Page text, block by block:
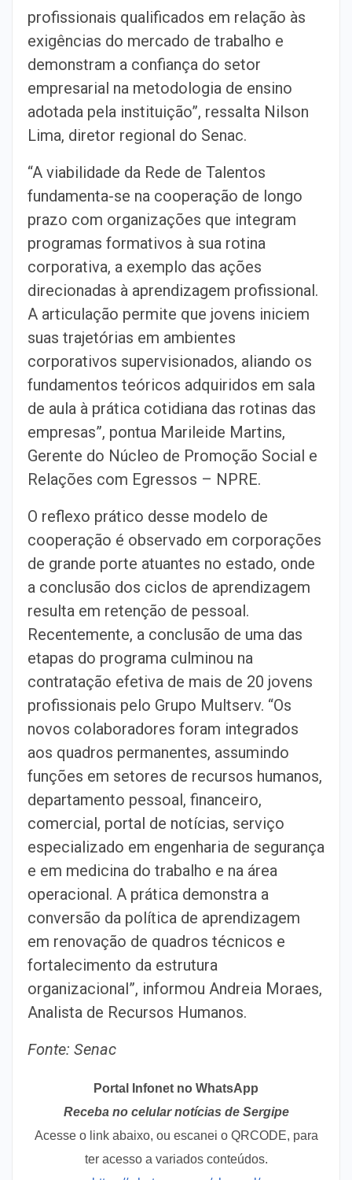
profissionais qualificados em relação às
exigências do mercado de trabalho e
demonstram a confiança do setor
empresarial na metodologia de ensino
adotada pela instituição”, ressalta Nilson
Lima, diretor regional do Senac.
“A viabilidade da Rede de Talentos
fundamenta-se na cooperação de longo
prazo com organizações que integram
programas formativos à sua rotina
corporativa, a exemplo das ações
direcionadas à aprendizagem profissional.
A articulação permite que jovens iniciem
suas trajetórias em ambientes
corporativos supervisionados, aliando os
fundamentos teóricos adquiridos em sala
de aula à prática cotidiana das rotinas das
empresas”, pontua Marileide Martins,
Gerente do Núcleo de Promoção Social e
Relações com Egressos – NPRE.
O reflexo prático desse modelo de
cooperação é observado em corporações
de grande porte atuantes no estado, onde
a conclusão dos ciclos de aprendizagem
resulta em retenção de pessoal.
Recentemente, a conclusão de uma das
etapas do programa culminou na
contratação efetiva de mais de 20 jovens
profissionais pelo Grupo Multserv. “Os
novos colaboradores foram integrados
aos quadros permanentes, assumindo
funções em setores de recursos humanos,
departamento pessoal, financeiro,
comercial, portal de notícias, serviço
especializado em engenharia de segurança
e em medicina do trabalho e na área
operacional. A prática demonstra a
conversão da política de aprendizagem
em renovação de quadros técnicos e
fortalecimento da estrutura
organizacional”, informou Andreia Moraes,
Analista de Recursos Humanos.
Fonte: Senac
Portal Infonet no WhatsApp
Receba no celular notícias de Sergipe
Acesse o link abaixo, ou escanei o QRCODE, para
ter acesso a variados conteúdos.